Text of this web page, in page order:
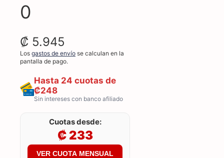
0
₡ 5.945
Los gastos de envío se calculan en la
pantalla de pago.
Hasta 24 cuotas de
₡248
Sin intereses con banco afiliado
Cuotas desde:
₡ 233
VER CUOTA MENSUAL